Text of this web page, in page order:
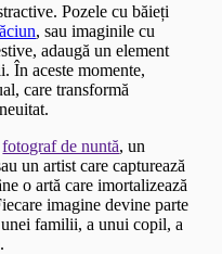
Pozele cu băieți
, sau imaginile cu
adaugă un element
În aceste momente,
care transformă
fotograf de nuntă, un
un artist care capturează
o artă care imortalizează
imagine devine parte
familii, a unui copil, a